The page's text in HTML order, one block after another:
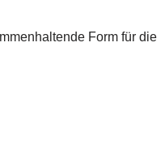
Form für die